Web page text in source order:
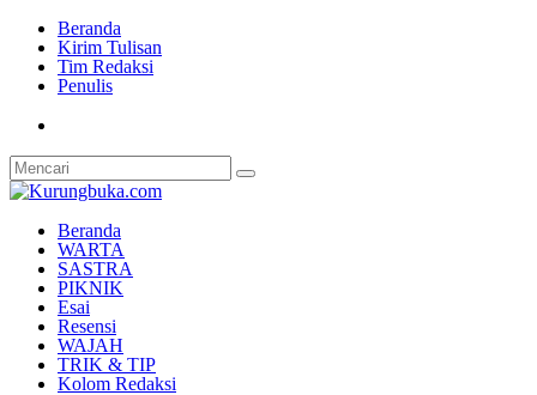
Beranda
Kirim Tulisan
Tim Redaksi
Penulis
Beranda
WARTA
SASTRA
PIKNIK
Esai
Resensi
WAJAH
TRIK & TIP
Kolom Redaksi